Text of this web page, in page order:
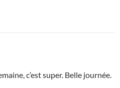
c’est super. Belle journée.